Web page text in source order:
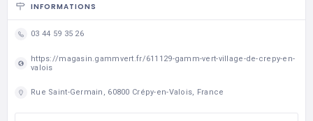
INFORMATIONS
03 44 59 35 26
https://magasin.gammvert.fr/611129-gamm-vert-village-de-crepy-en-
valois
Rue Saint-Germain, 60800 Crépy-en-Valois, France